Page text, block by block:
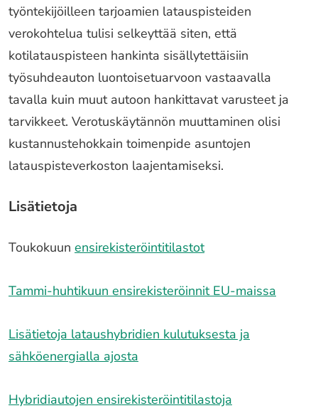
työntekijöilleen tarjoamien latauspisteiden
verokohtelua tulisi selkeyttää siten, että
kotilatauspisteen hankinta sisällytettäisiin
työsuhdeauton luontoisetuarvoon vastaavalla
tavalla kuin muut autoon hankittavat varusteet ja
tarvikkeet. Verotuskäytännön muuttaminen olisi
kustannustehokkain toimenpide asuntojen
latauspisteverkoston laajentamiseksi.
Lisätietoja
Toukokuun ensirekisteröintitilastot
Tammi-huhtikuun ensirekisteröinnit EU-maissa
Lisätietoja lataushybridien kulutuksesta ja
sähköenergialla ajosta
Hybridiautojen ensirekisteröintitilastoja